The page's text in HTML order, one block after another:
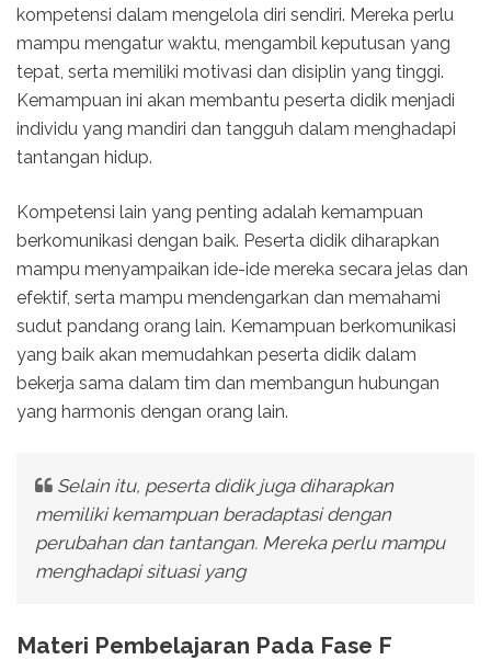
kompetensi dalam mengelola diri sendiri. Mereka perlu
mampu mengatur waktu, mengambil keputusan yang
tepat, serta memiliki motivasi dan disiplin yang tinggi.
Kemampuan ini akan membantu peserta didik menjadi
individu yang mandiri dan tangguh dalam menghadapi
tantangan hidup.
Kompetensi lain yang penting adalah kemampuan
berkomunikasi dengan baik. Peserta didik diharapkan
mampu menyampaikan ide-ide mereka secara jelas dan
efektif, serta mampu mendengarkan dan memahami
sudut pandang orang lain. Kemampuan berkomunikasi
yang baik akan memudahkan peserta didik dalam
bekerja sama dalam tim dan membangun hubungan
yang harmonis dengan orang lain.
Selain itu, peserta didik juga diharapkan
memiliki kemampuan beradaptasi dengan
perubahan dan tantangan. Mereka perlu mampu
menghadapi situasi yang
Materi Pembelajaran Pada Fase F